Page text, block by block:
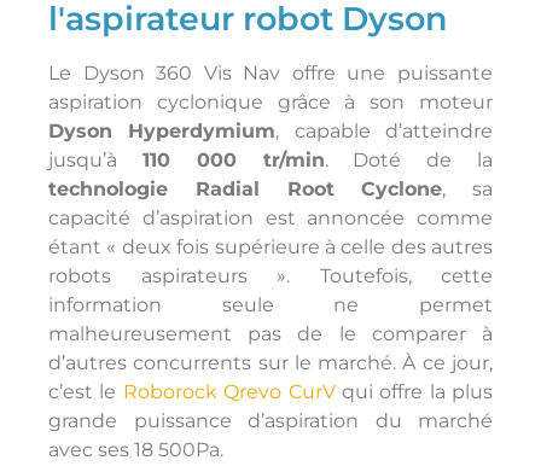
l'aspirateur robot Dyson
Le Dyson 360 Vis Nav offre une puissante
aspiration cyclonique grâce à son moteur
Dyson Hyperdymium, capable d’atteindre
jusqu’à 110 000 tr/min. Doté de la
technologie Radial Root Cyclone, sa
capacité d’aspiration est annoncée comme
étant « deux fois supérieure à celle des autres
robots aspirateurs ». Toutefois, cette
information seule ne permet
malheureusement pas de le comparer à
d’autres concurrents sur le marché. À ce jour,
c’est le Roborock Qrevo CurVqui offre la plus
grande puissance d’aspiration du marché
avec ses 18 500Pa.